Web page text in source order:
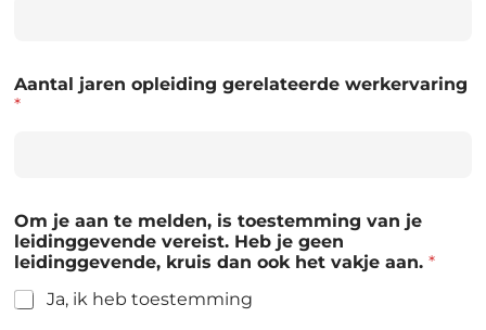
Aantal jaren opleiding gerelateerde werkervaring
*
Om je aan te melden, is toestemming van je
leidinggevende vereist. Heb je geen
leidinggevende, kruis dan ook het vakje aan. *
Ja, ik heb toestemming